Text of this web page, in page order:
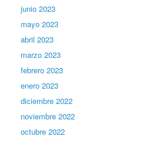
junio 2023
mayo 2023
abril 2023
marzo 2023
febrero 2023
enero 2023
diciembre 2022
noviembre 2022
octubre 2022